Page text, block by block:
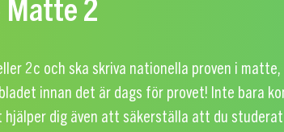
2c och ska skriva nationella proven i
innan det är dags för provet! Inte bara
dig även att säkerställa att du